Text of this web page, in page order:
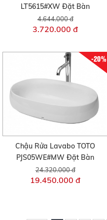
LT5615#XW Đặt Bàn
4.644.000 đ
3.720.000 đ
-20%
Chậu Rửa Lavabo TOTO
PJS05WE#MW Đặt Bàn
24.320.000 đ
19.450.000 đ